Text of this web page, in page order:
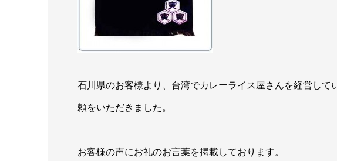
石川県のお客様より、台湾でカレーライス屋さんを経営して
頼をいただきました。
お客様の声にお礼のお言葉を掲載しております。